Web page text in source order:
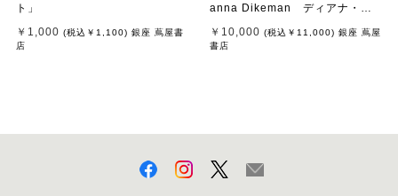
ト」
￥1,000 (税込 ￥1,100) 銀座 蔦屋書
店
anna Dikeman ディアナ・ダ
￥10,000 (税込 ￥11,000) 銀座 蔦屋
書店